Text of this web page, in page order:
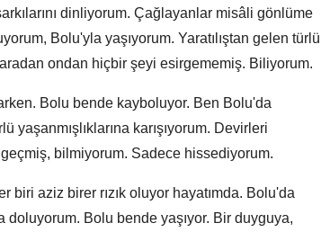
dinliyorum. Çağlayanlar misâli gönlüme
Bolu'yla yaşıyorum. Yaratılıştan gelen türlü
ondan hiçbir şeyi esirgememiş. Biliyorum.
Bolu bende kayboluyor. Ben Bolu'da
yaşanmışlıklarına karışıyorum. Devirleri
bilmiyorum. Sadece hissediyorum.
biri aziz birer rızık oluyor hayatımda. Bolu'da
doluyorum. Bolu bende yaşıyor. Bir duyguya,